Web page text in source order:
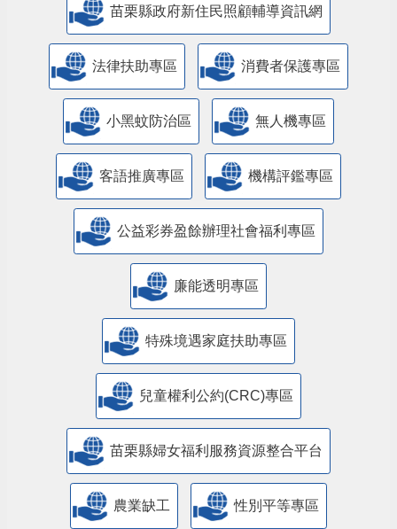
苗栗縣政府新住民照顧輔導資訊網
法律扶助專區 消費者保護專區
小黑蚊防治區 無人機專區
客語推廣專區 機構評鑑專區
公益彩券盈餘辦理社會福利專區
廉能透明專區
特殊境遇家庭扶助專區
兒童權利公約(CRC)專區
苗栗縣婦女福利服務資源整合平台
農業缺工 性別平等專區